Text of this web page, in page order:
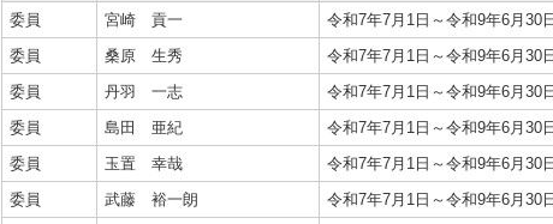
委員
宮崎 貢一
令和7年7月1日～令和9年6月30日
委員
桑原 生秀
令和7年7月1日～令和9年6月30日
委員
丹羽 一志
令和7年7月1日～令和9年6月30日
委員
島田 亜紀
令和7年7月1日～令和9年6月30日
委員
玉置 幸哉
令和7年7月1日～令和9年6月30日
委員
武藤 裕一朗
令和7年7月1日～令和9年6月30日